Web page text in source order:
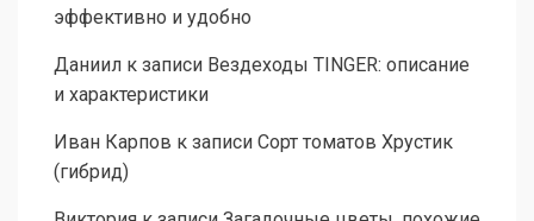
эффективно и удобно
Даниил к записи Вездеходы TINGER: описание
и характеристики
Иван Карпов к записи Сорт томатов Хрустик
(гибрид)